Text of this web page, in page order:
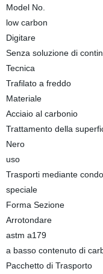
Model No.
low carbon
Digitare
Senza soluzione di
Tecnica
Trafilato a freddo
Materiale
Acciaio al carbonio
Trattamento della
Nero
uso
Trasporti mediante
speciale
Forma Sezione
Arrotondare
astm a179
a basso contenuto di
Pacchetto di Trasporto